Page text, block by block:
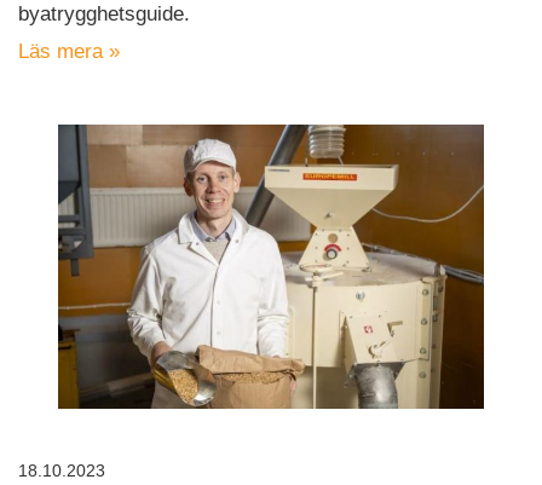
byatrygghetsguide.
Läs mera »
18.10.2023